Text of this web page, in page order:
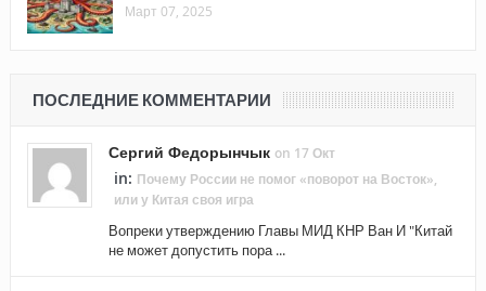
Март 07, 2025
ПОСЛЕДНИЕ КОММЕНТАРИИ
Сергий Федорынчык on 17 Окт
in: Почему России не помог «поворот на Восток»,
или у Китая своя игра
Вопреки утверждению Главы МИД КНР Ван И "Китай
не может допустить пора ...